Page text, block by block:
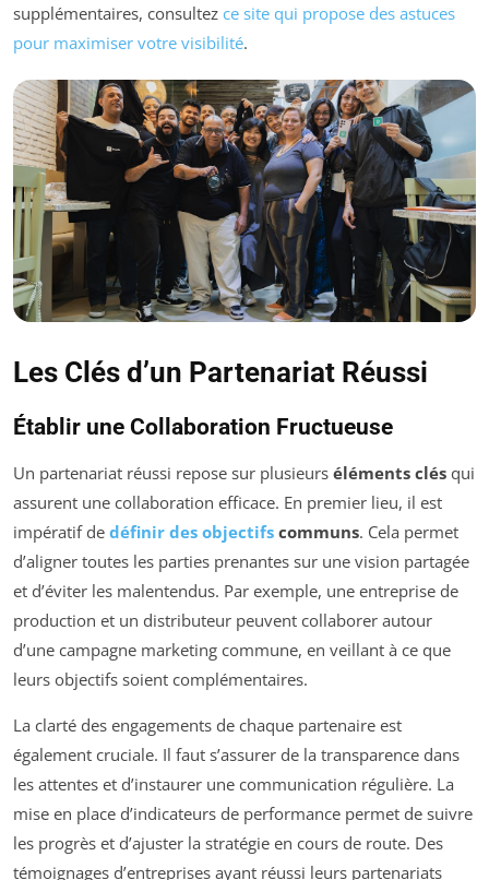
supplémentaires, consultez ce site qui propose des astuces
pour maximiser votre visibilité.
Les Clés d’un Partenariat Réussi
Établir une Collaboration Fructueuse
Un partenariat réussi repose sur plusieurs éléments clés qui
assurent une collaboration efficace. En premier lieu, il est
impératif de définir des objectifs communs. Cela permet
d’aligner toutes les parties prenantes sur une vision partagée
et d’éviter les malentendus. Par exemple, une entreprise de
production et un distributeur peuvent collaborer autour
d’une campagne marketing commune, en veillant à ce que
leurs objectifs soient complémentaires.
La clarté des engagements de chaque partenaire est
également cruciale. Il faut s’assurer de la transparence dans
les attentes et d’instaurer une communication régulière. La
mise en place d’indicateurs de performance permet de suivre
les progrès et d’ajuster la stratégie en cours de route. Des
témoignages d’entreprises ayant réussi leurs partenariats